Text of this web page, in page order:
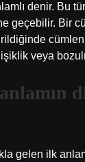
denir. Bu
geçebilir. Bir
veya
gelen ilk